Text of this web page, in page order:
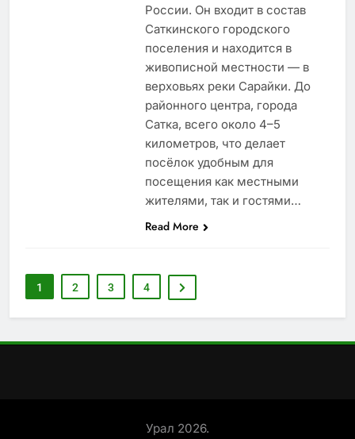
России. Он входит в состав
Саткинского городского
поселения и находится в
живописной местности — в
верховьях реки Сарайки. До
районного центра, города
Сатка, всего около 4–5
километров, что делает
посёлок удобным для
посещения как местными
жителями, так и гостями…
Read More
1 2 3 4
Урал 2026.